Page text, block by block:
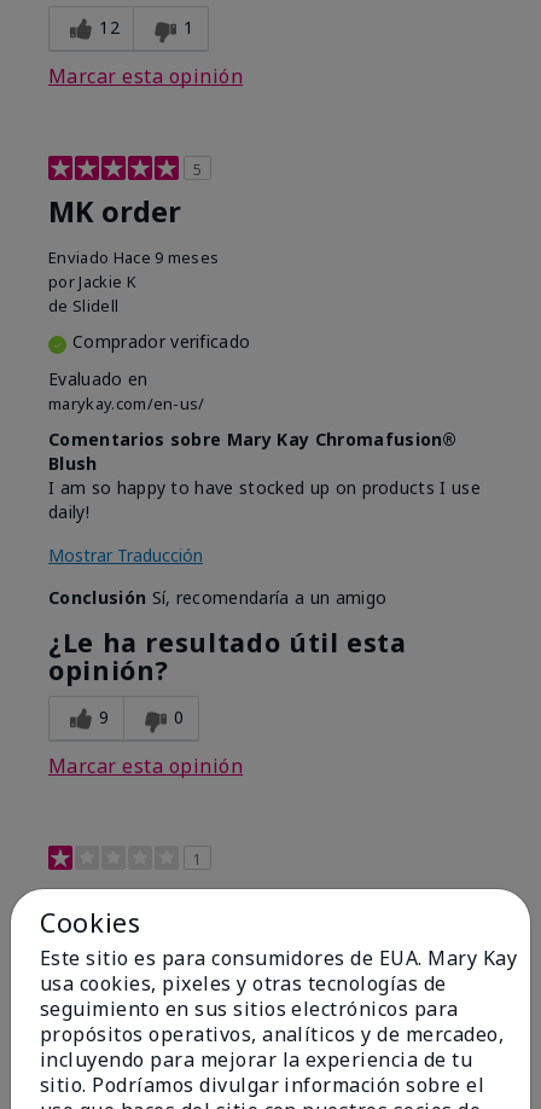
12 1
Marcar esta opinión
5
MK order
Enviado Hace 9 meses
por Jackie K
de Slidell
Comprador verificado
Evaluado en
marykay.com/en-us/
Comentarios sobre Mary Kay Chromafusion®
Blush
I am so happy to have stocked up on products I use
daily!
Mostrar Traducción
Conclusión Sí, recomendaría a un amigo
¿Le ha resultado útil esta
opinión?
9 0
Marcar esta opinión
1
Not a favorite
EnviadoHace 9 meses
por Bette B.
deGreen Valley
Comprador verificado
Evaluado en
marykay.com/en-us/
Cookies
Este sitio es para consumidores de EUA. Mary Kay
usa cookies, pixeles y otras tecnologías de
seguimiento en sus sitios electrónicos para
propósitos operativos, analíticos y de mercadeo,
incluyendo para mejorar la experiencia de tu
sitio. Podríamos divulgar información sobre el